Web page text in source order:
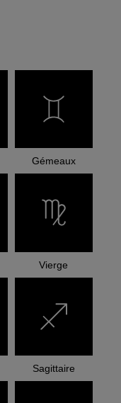
Gémeaux
Vierge
Sagittaire